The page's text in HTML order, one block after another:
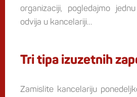
organizaciji, pogledajmo
odvija u kancelariji…
Tri tipa izuzetnih
Zamislite kancelariju